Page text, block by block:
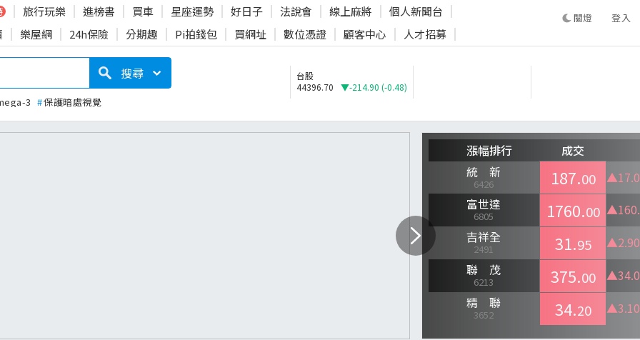
旅行玩樂 進榜書 買車 星座運勢 好日子 法說會 線上麻將
個人新聞台
樂屋網 24h保險 分期趣 Pi拍錢包 買網址 數位憑證 顧客中心 人才招募
登入
登入
搜尋
3 #保護暗處視覺
台股
44396.70
▼-214.90 (-0.48)